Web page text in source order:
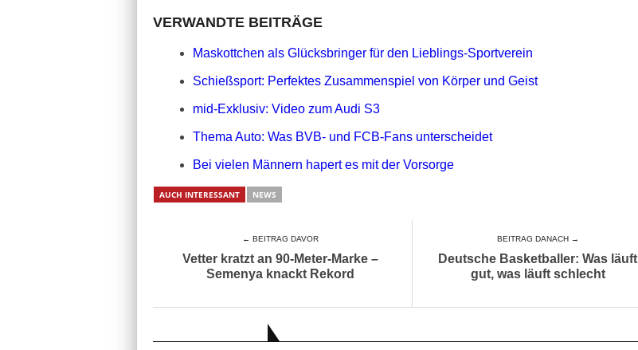
VERWANDTE BEITRÄGE
Maskottchen als Glücksbringer für den Lieblings-Sportverein
Schießsport: Perfektes Zusammenspiel von Körper und Geist
mid-Exklusiv: Video zum Audi S3
Thema Auto: Was BVB- und FCB-Fans unterscheidet
Bei vielen Männern hapert es mit der Vorsorge
AUCH INTERESSANT NEWS
← BEITRAG DAVOR
Vetter kratzt an 90-Meter-Marke –
Semenya knackt Rekord
BEITRAG DANACH →
Deutsche Basketballer: Was läuft
gut, was läuft schlecht